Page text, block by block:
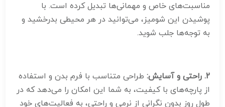
مناسبت‌های خاص و مهمانی‌ها تبدیل کرده است. با
پوشیدن این شومیز، می‌توانید در هر محیطی بدرخشید و
به توجه‌ها جلب شوید.
2. راحتی و آسایش:
طراحی متناسب با فرم بدن و استفاده
از پارچه‌های با کیفیت، به شما این امکان را می‌دهد که در
طول روز بدون نگرانی از نرمی و راحتی، به فعالیت‌های خود